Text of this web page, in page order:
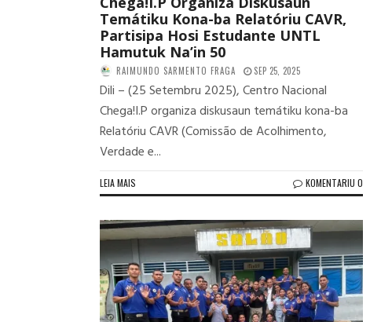
Temátiku Kona-ba Relatóriu CAVR,
Partisipa Hosi Estudante UNTL
Hamutuk Na’in 50
RAIMUNDO SARMENTO FRAGA SEP 25, 2025
Dili – (25 Setembru 2025), Centro Nacional
Chega!I.P organiza diskusaun temátiku kona-ba
Relatóriu CAVR (Comissão de Acolhimento,
Verdade e...
LEIA MAIS KOMENTARIU 0